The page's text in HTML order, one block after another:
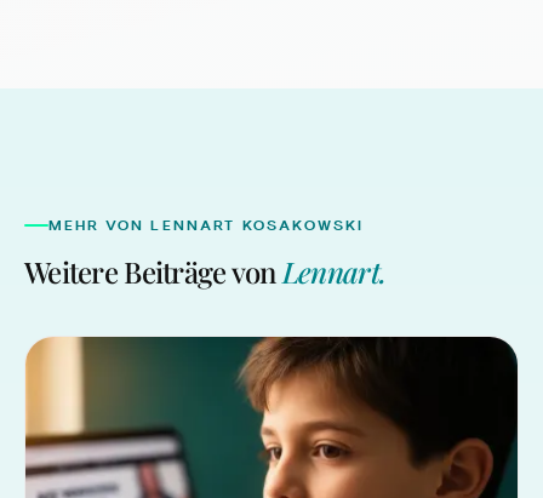
MEHR VONLENNART KOSAKOWSKI
Weitere Beiträge von Lennart.